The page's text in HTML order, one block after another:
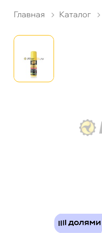
Главная Катало